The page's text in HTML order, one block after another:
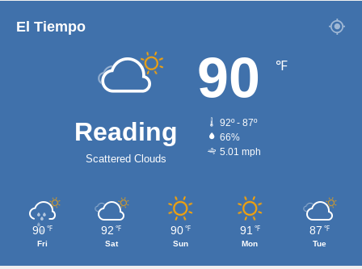
El Tiempo
Reading
Scattered Clouds
90 ℉
92º - 87º
66%
5.01 mph
90 ℉
Fri
92 ℉
Sat
90 ℉
Sun
91 ℉
Mon
87 ℉
Tue